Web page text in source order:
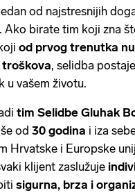
od najstresnijih
Ako birate tim koji zna
od prvog trenutka
troškova, selidba
u vašem životu.
tim Selidbe Gluhak
od 30 godina i iza
Hrvatske i Europske
klijent zaslužuje
sigurna, brza i